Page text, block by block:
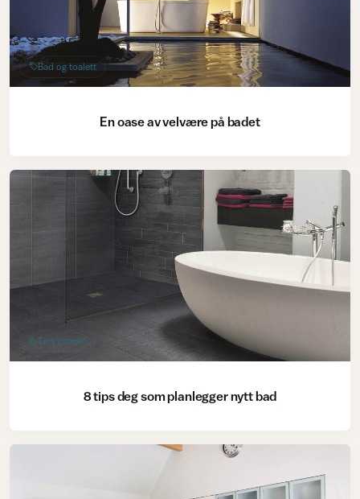
Bad og toalett
En oase av velvære på badet
Tørt våtrom
8 tips deg som planlegger nytt bad